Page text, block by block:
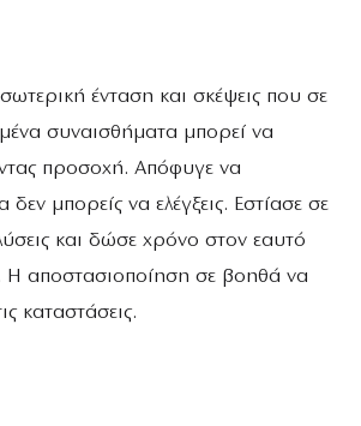
ένταση και σκέψεις που σε
συναισθήματα μπορεί να
προσοχή. Απόφυγε να
δεν μπορείς να ελέγξεις. Εστίασε σε
και δώσε χρόνο στον εαυτό
Η αποστασιοποίηση σε βοηθά να
καταστάσεις.